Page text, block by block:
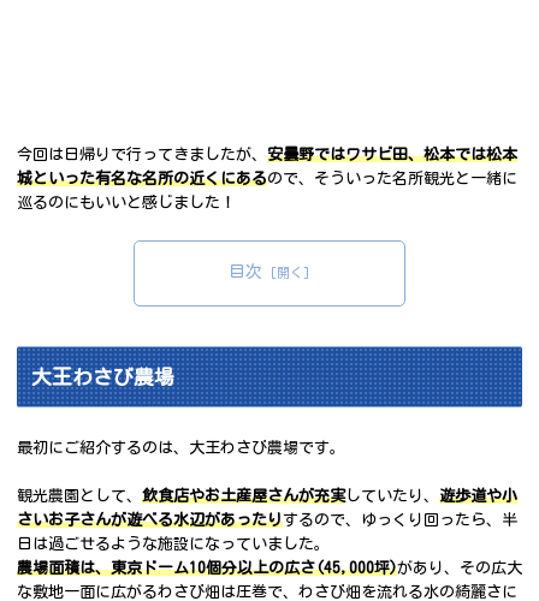
今回は日帰りで行ってきましたが、 安曇野ではワサビ田、松本では松本
城といった有名な名所の近くにあるので、そういった名所観光と一緒に
巡るのにもいいと感じました！
目次
大王わさび農場
最初にご紹介するのは、大王わさび農場です。
観光農園として、 飲食店やお土産屋さんが充実していたり、 遊歩道や小
さいお子さんが遊べる水辺があったりするので、ゆっくり回ったら、半
日は過ごせるような施設になっていました。
農場面積は、東京ドーム10個分以上の広さ(45,000坪)があり、その広大
な敷地一面に広がるわさび畑は圧巻で、わさび畑を流れる水の綺麗さに